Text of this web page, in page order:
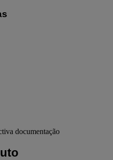
documentação